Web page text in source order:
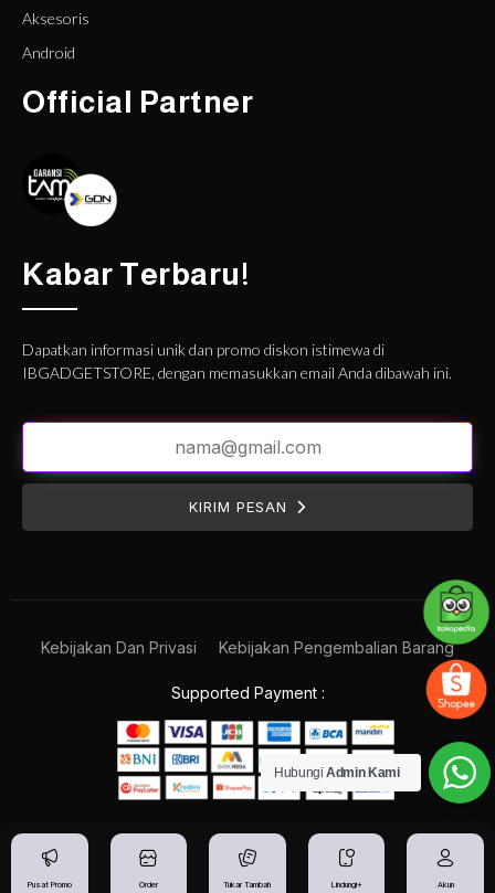
Aksesoris
Android
Official Partner
Kabar Terbaru!
Dapatkan informasi unik dan promo diskon istimewa di
IBGADGETSTORE, dengan memasukkan email Anda dibawah ini.
KIRIM PESAN
Supported Payment :
Kebijakan Dan Privasi Kebijakan Pengembalian Barang
Pusat Promo Order Tukar Tambah Lindungi+ Akun
Hubungi Admin Kami